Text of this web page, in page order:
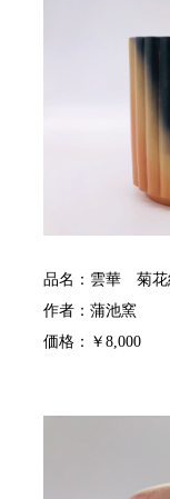
品名：雲華 菊
作者：蒲池窯
価格：￥8,000